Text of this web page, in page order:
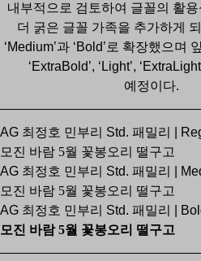
내부적으로 검토하여 글꼴의 활
더 굵은 글꼴 가족을 추가하게
‘Medium’과 ‘Bold’로 확장했으며
‘ExtraBold’, ‘Light’,
예정이다.
AG 최정호 민부리 Std. 패밀리 |
모진 바람 5월 꽃봉오리 떨구고
AG 최정호 민부리 Std. 패밀리 |
모진 바람 5월 꽃봉오리 떨구고
AG 최정호 민부리 Std. 패밀리 |
모진 바람 5월 꽃봉오리 떨구고